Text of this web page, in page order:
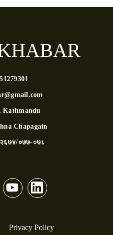
Kathmandu
Chapagain
२६७४/०७७-०७८
Privacy Policy